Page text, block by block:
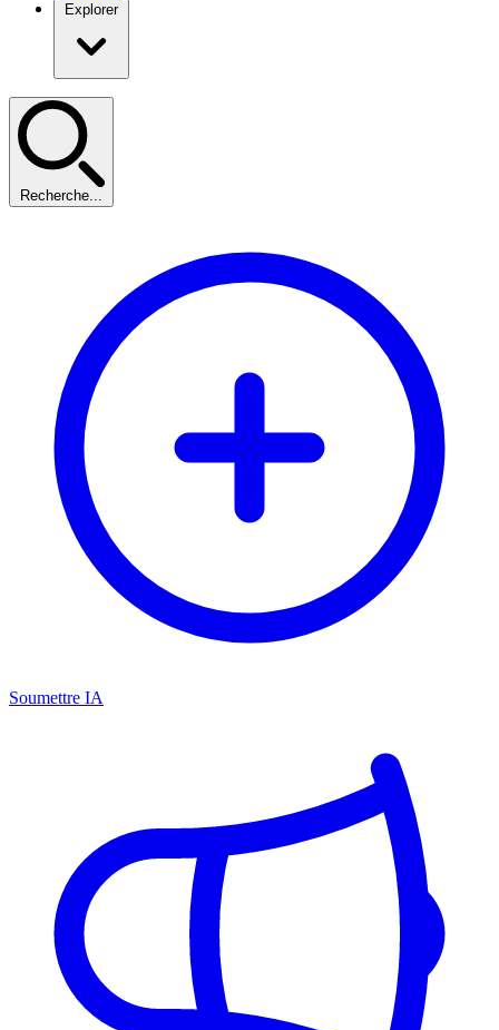
Explorer
Recherche...
Soumettre IA